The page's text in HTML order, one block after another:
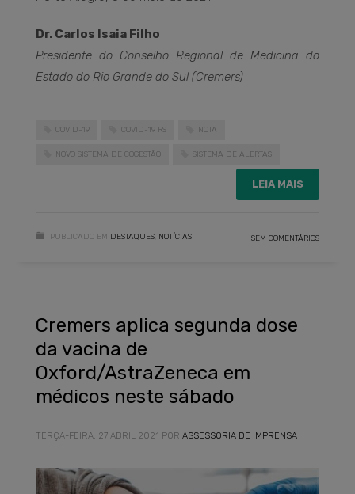
Dr. Carlos Isaia Filho
Presidente do Conselho Regional de Medicina do
Estado do Rio Grande do Sul (Cremers)
COVID-19 COVID-19 RS NOTA
NOVO SISTEMA DE COGESTÃO SISTEMA DE ALERTAS
LEIA MAIS
PUBLICADO EM DESTAQUES NOTÍCIAS SEM COMENTÁRIOS
Cremers aplica segunda dose
da vacina de
Oxford/AstraZeneca em
médicos neste sábado
TERÇA-FEIRA, 27 ABRIL 2021 POR ASSESSORIA DE IMPRENSA